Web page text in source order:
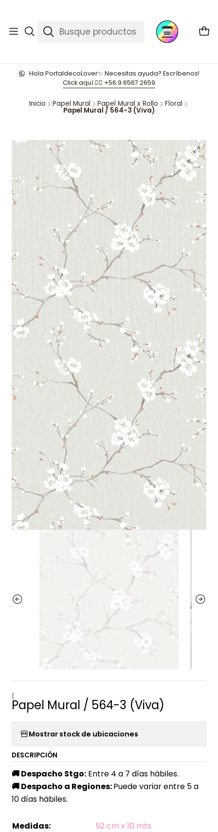
Hola PortaldecoLover✨ Necesitas ayuda? Escríbenos!
Click aquí 👉🏼 +56 9 6567 2659
Inicio Papel Mural Papel Mural x Rollo Floral
Papel Mural / 564-3 (Viva)
|
Papel Mural / 564-3 (Viva)
Mostrar stock de ubicaciones
DESCRIPCIÓN
🚚Despacho Stgo: Entre 4 a 7 días hábiles.
🚚Despacho a Regiones:Puede variar entre 5 a
10 días hábiles.
Medidas:
52 cm x 10 mts